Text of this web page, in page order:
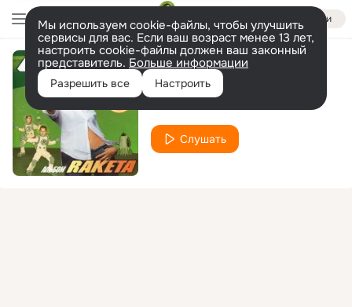
Войти
Мы используем cookie-файлы, чтобы улучшить
сервисы для вас. Если ваш возраст менее 13 лет,
настроить cookie-файлы должен ваш законный
представитель. Больше информации
Разрешить все Настроить
Солнце
Слушать